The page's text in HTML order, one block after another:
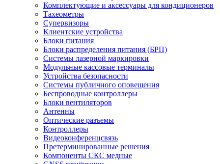
Комплектующие и аксессуары для кондиционеров
Тахеометры
Супервизоры
Клиентские устройства
Блоки питания
Блоки распределения питания (БРП)
Системы лазерной маркировки
Модульные кассовые терминалы
Устройства безопасности
Системы публичного оповещения
Беспроводные контроллеры
Блоки вентиляторов
Антенны
Оптические разъемы
Контроллеры
Видеоконференцсвязь
Претерминированные решения
Компоненты СКС медные